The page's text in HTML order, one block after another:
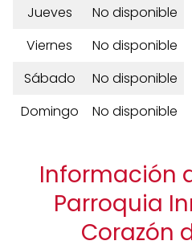
Jueves
No disponible
Viernes
No disponible
Sábado
No disponible
Domingo
No disponible
Información
Parroquia
Corazón